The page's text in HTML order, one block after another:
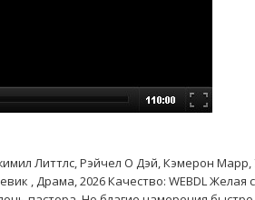
Литтлс, Рэйчел О Дэй, Кэмерон Марр,
, Драма, 2026 Качество: WEBDL Желая